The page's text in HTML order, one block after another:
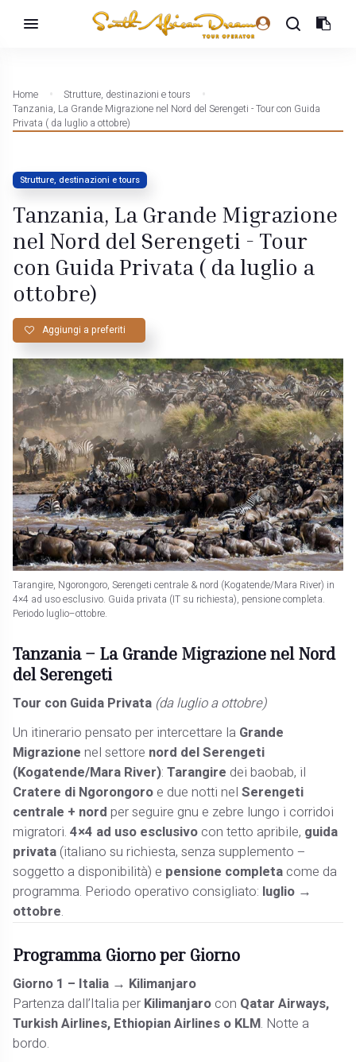
Home
Strutture, destinazioni e tours
Tanzania, La Grande Migrazione nel Nord del Serengeti - Tour con Guida
Privata ( da luglio a ottobre)
Strutture, destinazioni e tours
Tanzania, La Grande Migrazione
nel Nord del Serengeti - Tour
con Guida Privata ( da luglio a
ottobre)
Aggiungi a preferiti
Tarangire, Ngorongoro, Serengeti centrale & nord (Kogatende/Mara River) in
4×4 ad uso esclusivo. Guida privata (IT su richiesta), pensione completa.
Periodo luglio–ottobre.
Tanzania – La Grande Migrazione nel Nord
del Serengeti
Tour con Guida Privata (da luglio a ottobre)
Un itinerario pensato per intercettare la Grande
Migrazione nel settore nord del Serengeti
(Kogatende/Mara River):Tarangire dei baobab, il
Cratere di Ngorongoroe due notti nelSerengeti
centrale + nord per seguire gnu e zebre lungo i corridoi
migratori.4×4 ad uso esclusivocon tetto apribile, guida
privata (italiano su richiesta, senza supplemento –
soggetto a disponibilità) e pensione completacome da
programma. Periodo operativo consigliato: luglio →
ottobre.
Programma Giorno per Giorno
Giorno 1 – Italia → Kilimanjaro
Partenza dall’Italia per Kilimanjarocon Qatar Airways,
Turkish Airlines, Ethiopian Airlines o KLM. Notte a
bordo.